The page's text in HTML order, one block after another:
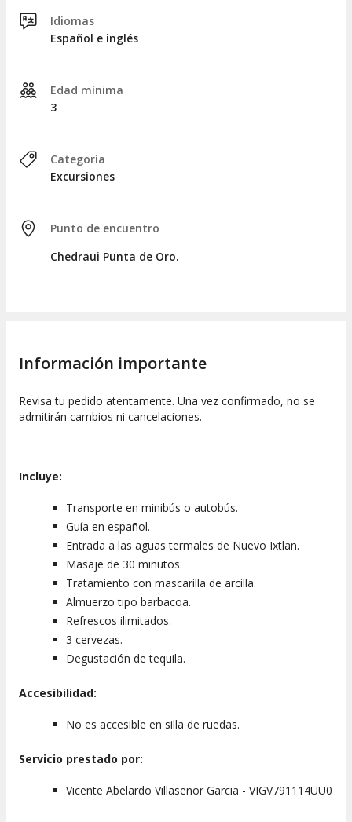
Idiomas
Español e inglés
Edad mínima
3
Categoría
Excursiones
Punto de encuentro
Chedraui Punta de Oro.
Información importante
Revisa tu pedido atentamente. Una vez confirmado, no se
admitirán cambios ni cancelaciones.
Incluye:
Transporte en minibús o autobús.
Guía en español.
Entrada a las aguas termales de Nuevo Ixtlan.
Masaje de 30 minutos.
Tratamiento con mascarilla de arcilla.
Almuerzo tipo barbacoa.
Refrescos ilimitados.
3 cervezas.
Degustación de tequila.
Accesibilidad:
No es accesible en silla de ruedas.
Servicio prestado por:
Vicente Abelardo Villaseñor Garcia - VIGV791114UU0